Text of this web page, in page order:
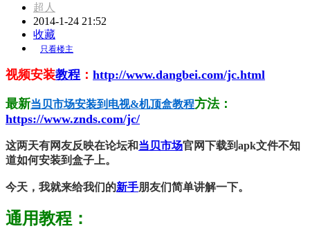
超人
2014-1-24 21:52
收藏
只看楼主
视频安装教程 ： http://www.dangbei.com/jc.html
最新当贝市场安装到电视&机顶盒教程方法：
https://www.znds.com/jc/
这两天有网友反映在论坛和当贝市场官网下载到apk文件不知
道如何安装到盒子上。
今天，我就来给我们的新手朋友们简单讲解一下。
通用教程：